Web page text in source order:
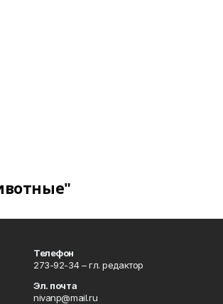
Телефон
273-92-34 – гл. редактор
Эл. почта
nivanp@mail.ru